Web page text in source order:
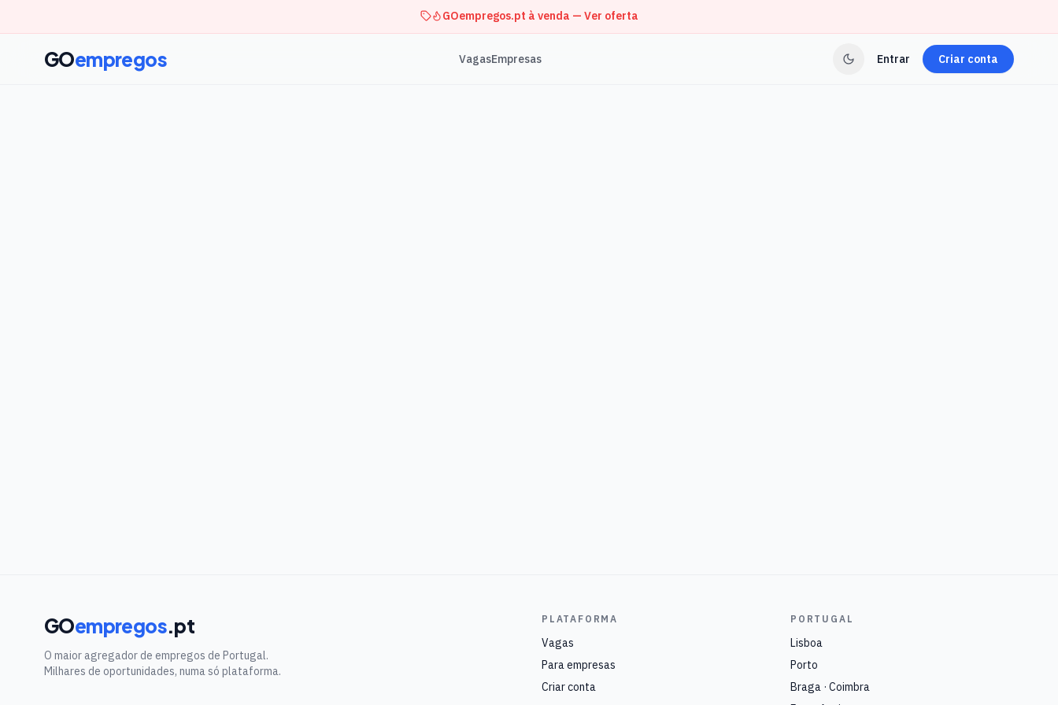
GOempregos.pt à venda — Ver oferta
GOempregos VagasEmpresas Entrar Criar conta
GOempregos.pt
O maior agregador de empregos de Portugal.
Milhares de oportunidades, numa só plataforma.
PLATAFORMA
Vagas
Para empresas
Criar conta
PORTUGAL
Lisboa
Porto
Braga · Coimbra